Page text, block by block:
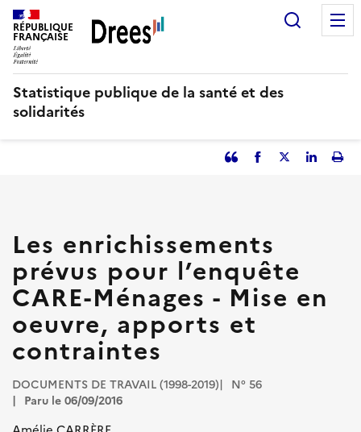
Aller
au
contenu
principal
RÉPUBLIQUE
FRANÇAISE
Statistique publique de la santé et des
solidarités
Partager
citation
Facebook
Partager
Partager
Les enrichissements
prévus pour l’enquête
CARE-Ménages - Mise en
oeuvre, apports et
contraintes
DOCUMENTS DE TRAVAIL (1998-2019)
N° 56
Paru le 06/09/2016